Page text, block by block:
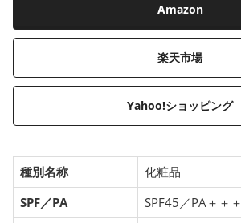
Amazon
楽天市場
Yahoo!ショッピング
種別名称
化粧品
SPF／PA
SPF45／PA＋＋＋